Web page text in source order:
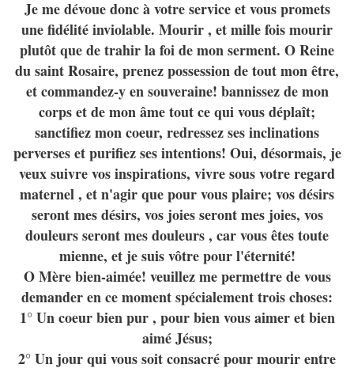
Je me dévoue donc à votre service et vous promets
une fidélité inviolable. Mourir , et mille fois mourir
plutôt que de trahir la foi de mon serment. O Reine
du saint Rosaire, prenez possession de tout mon être,
et commandez-y en souveraine! bannissez de mon
corps et de mon âme tout ce qui vous déplaît;
sanctifiez mon coeur, redressez ses inclinations
perverses et purifiez ses intentions! Oui, désormais, je
veux suivre vos inspirations, vivre sous votre regard
maternel , et n'agir que pour vous plaire; vos désirs
seront mes désirs, vos joies seront mes joies, vos
douleurs seront mes douleurs , car vous êtes toute
mienne, et je suis vôtre pour l'éternité!
O Mère bien-aimée! veuillez me permettre de vous
demander en ce moment spécialement trois choses:
1° Un coeur bien pur , pour bien vous aimer et bien
aimé Jésus;
2° Un jour qui vous soit consacré pour mourir entre